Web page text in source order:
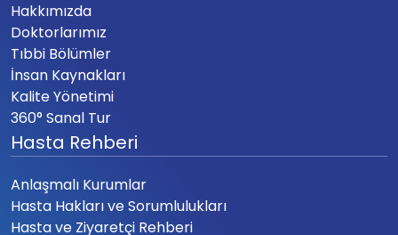
Hakkımızda
Doktorlarımız
Tıbbi Bölümler
İnsan Kaynakları
Kalite Yönetimi
360° Sanal Tur
Hasta Rehberi
Anlaşmalı Kurumlar
Hasta Hakları ve Sorumlulukları
Hasta ve Ziyaretçi Rehberi